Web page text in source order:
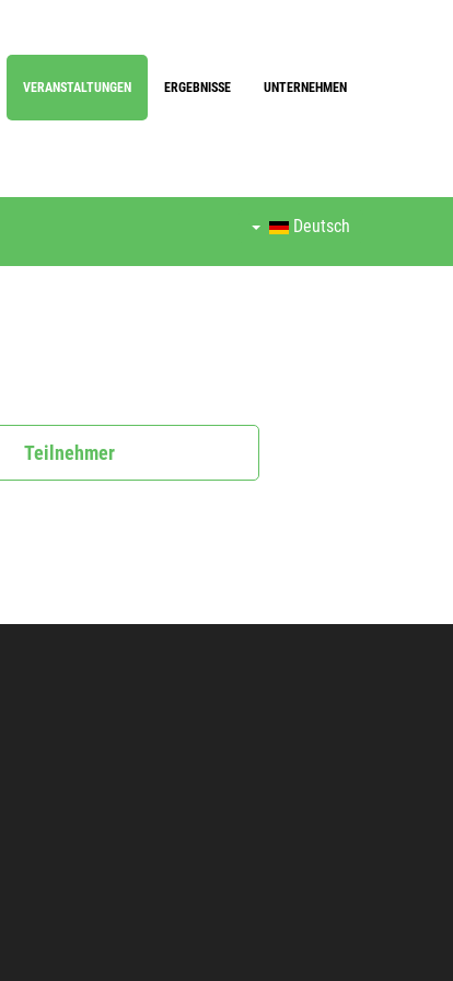
VERANSTALTUNGEN ERGEBNISSE UNTERNEHMEN
Deutsch
Teilnehmer